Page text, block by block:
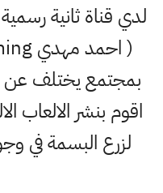
لدي قناة ثانية
بمجتمع يختلف عن
اقوم بنشر الالعاب
لزرع البسمة في